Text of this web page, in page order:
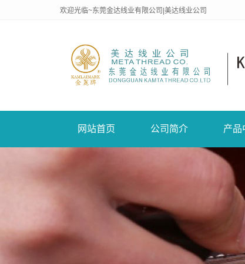
欢迎光临~东莞金达线业有限公司|美达线业公司
网站首页 公司简介 产品